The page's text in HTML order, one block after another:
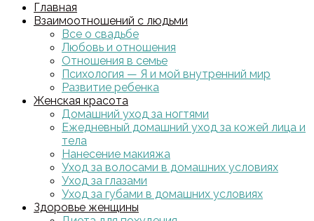
Главная
Взаимоотношений с людьми
Все о свадьбе
Любовь и отношения
Отношения в семье
Психология — Я и мой внутренний мир
Развитие ребенка
Женская красота
Домашний уход за ногтями
Ежедневный домашний уход за кожей лица и
тела
Нанесение макияжа
Уход за волосами в домашних условиях
Уход за глазами
Уход за губами в домашних условиях
Здоровье женщины